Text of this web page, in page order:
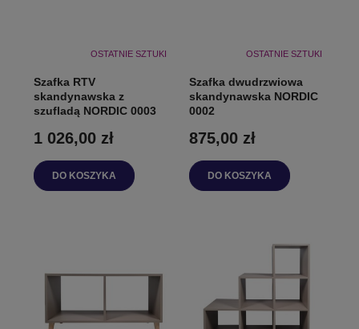
OSTATNIE SZTUKI
Szafka RTV
skandynawska z
szufladą NORDIC 0003
1 026,00 zł
DO KOSZYKA
OSTATNIE SZTUKI
Szafka dwudrzwiowa
skandynawska NORDIC
0002
875,00 zł
DO KOSZYKA